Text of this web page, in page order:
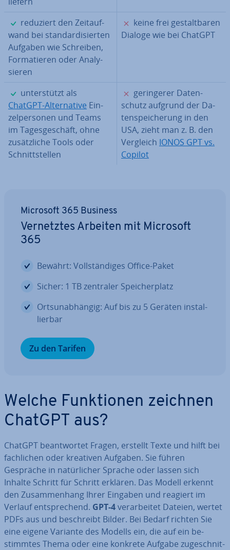
✓
reduziert den Zeit­auf­
wand bei stan­dar­di­sier­ten
Aufgaben wie Schreiben,
For­ma­tie­ren oder Ana­ly­
sie­ren
✗
keine frei ge­stalt­ba­ren
Dialoge wie bei ChatGPT
✓
un­ter­stützt als
ChatGPT-Al­ter­na­ti­ve Ein­
zel­per­so­nen und Teams
im Ta­ges­ge­schäft, ohne
zu­sätz­li­che Tools oder
Schnitt­stel­len
✗
ge­rin­ge­rer Da­ten­
schutz aufgrund der Da­
ten­spei­che­rung in den
USA, zieht man z. B. den
Vergleich IONOS GPT vs.
Copilot
Microsoft 365 Business
Ver­netz­tes Arbeiten mit Microsoft
365
Bewährt: Voll­stän­di­ges Office-Paket
Sicher: 1 TB zentraler Spei­cher­platz
Orts­un­ab­hän­gig: Auf bis zu 5 Geräten in­stal­
lier­bar
Zu den Tarifen
Welche Funk­tio­nen zeichnen
ChatGPT aus?
ChatGPT be­ant­wor­tet Fragen, erstellt Texte und hilft bei
fach­li­chen oder kreativen Aufgaben. Sie führen
Gespräche in na­tür­li­cher Sprache oder lassen sich
Inhalte Schritt für Schritt erklären. Das Modell erkennt
den Zu­sam­men­hang Ihrer Eingaben und reagiert im
Verlauf ent­spre­chend. GPT-4ver­ar­bei­tet Dateien, wertet
PDFs aus und be­schreibt Bilder. Bei Bedarf richten Sie
eine eigene Variante des Modells ein, die auf ein be­
stimm­tes Thema oder eine konkrete Aufgabe zu­ge­schnit­